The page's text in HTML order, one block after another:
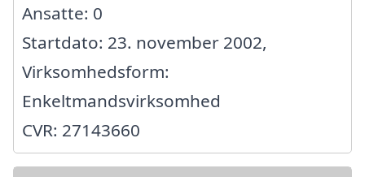
Ansatte: 0
Startdato: 23. november 2002,
Virksomhedsform:
Enkeltmandsvirksomhed
CVR: 27143660